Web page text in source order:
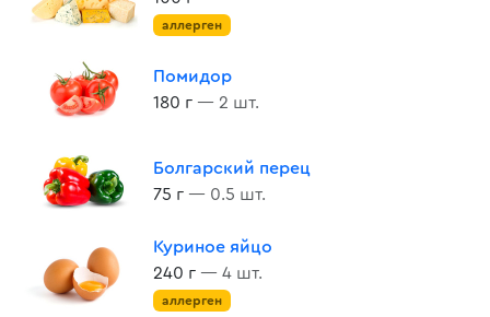
аллерген
Помидор
180 г — 2 шт.
Болгарский перец
75 г — 0.5 шт.
Куриное яйцо
240 г — 4 шт.
аллерген